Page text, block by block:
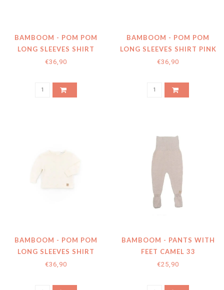
BAMBOOM - POM POM
LONG SLEEVES SHIRT
CAMEL 33
€36,90
BAMBOOM - POM POM
LONG SLEEVES SHIRT PINK
04
€36,90
BAMBOOM - POM POM
LONG SLEEVES SHIRT
WHITE 01
€36,90
BAMBOOM - PANTS WITH
FEET CAMEL 33
€25,90